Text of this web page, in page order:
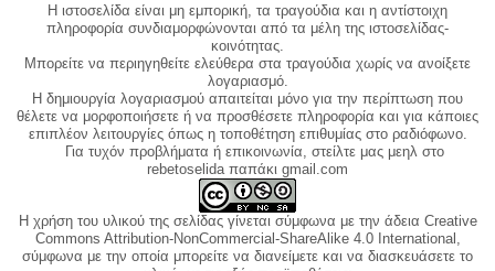
Η ιστοσελίδα είναι μη εμπορική, τα τραγούδια και η αντίστοιχη
πληροφορία συνδιαμορφώνονται από τα μέλη της ιστοσελίδας-
κοινότητας.
Μπορείτε να περιηγηθείτε ελεύθερα στα τραγούδια χωρίς να ανοίξετε
λογαριασμό.
Η δημιουργία λογαριασμού απαιτείται μόνο για την περίπτωση που
θέλετε να μορφοποιήσετε ή να προσθέσετε πληροφορία και για κάποιες
επιπλέον λειτουργίες όπως η τοποθέτηση επιθυμίας στο ραδιόφωνο.
Για τυχόν προβλήματα ή επικοινωνία, στείλτε μας μεηλ στο
rebetoselida παπάκι gmail.com
Η χρήση του υλικού της σελίδας γίνεται σύμφωνα με την άδεια Creative
Commons Attribution-NonCommercial-ShareAlike 4.0 International,
σύμφωνα με την οποία μπορείτε να διανείμετε και να διασκευάσετε το